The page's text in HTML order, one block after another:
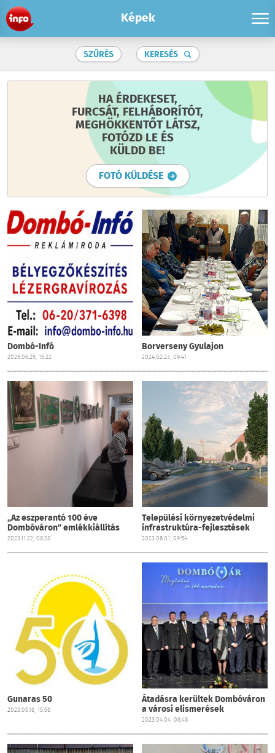
Képek
SZŰRÉS KERESÉS
HA ÉRDEKESET,
FURCSÁT, FELHÁBORÍTÓT,
MEGHÖKKENTŐT LÁTSZ,
FOTÓZD LE ÉS
KÜLDD BE!
FOTÓ KÜLDÉSE
Dombó-Infó
2026.06.26, 15:22
Borverseny Gyulajon
2024.02.23, 09:41
„Az eszperantó 100 éve
Dombóváron” emlékkiállítás
2023.11.22, 08:28
Települési környezetvédelmi
infrastruktúra-fejlesztések
2023.06.01, 09:54
Gunaras 50
2023.05.18, 15:58
Átadásra kerültek Dombóváron
a városi elismerések
2023.04.04, 08:48